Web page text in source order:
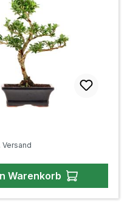
Versand
Warenkorb